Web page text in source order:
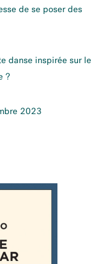
de se poser des
danse inspirée sur le
?
2023